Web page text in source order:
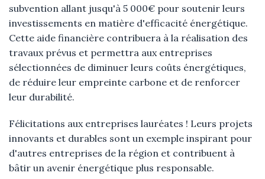
subvention allant jusqu'à 5 000€ pour soutenir leurs
investissements en matière d'efficacité énergétique.
Cette aide financière contribuera à la réalisation des
travaux prévus et permettra aux entreprises
sélectionnées de diminuer leurs coûts énergétiques,
de réduire leur empreinte carbone et de renforcer
leur durabilité.
Félicitations aux entreprises lauréates ! Leurs projets
innovants et durables sont un exemple inspirant pour
d'autres entreprises de la région et contribuent à
bâtir un avenir énergétique plus responsable.